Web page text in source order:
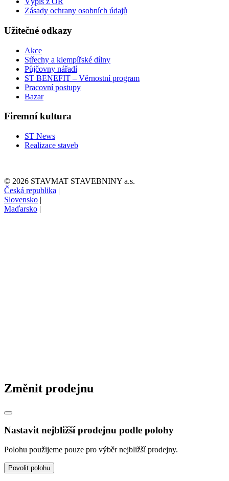
Zásady ochrany osobních údajů
Užitečné odkazy
Akce
Střechy a klempířské dílny
Půjčovny nářadí
ST BENEFIT – Věrnostní program
Pracovní postupy
Bazar
Firemní kultura
ST News
Realizace staveb
© 2026 STAVMAT STAVEBNINY a.s.
Česká republika |
Slovensko |
Maďarsko |
Změnit prodejnu
Nastavit nejbližší prodejnu podle polohy
Polohu použijeme pouze pro výběr nejbližší prodejny.
Povolit polohu